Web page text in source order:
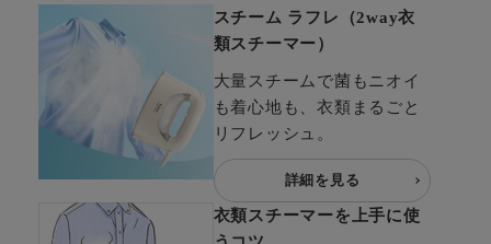
スチーム ラフレ（2way衣
類スチーマー）
大量スチームで菌もニオイ
も着心地も、衣類まるごと
リフレッシュ。
詳細を見る
衣類スチーマーを上手に使